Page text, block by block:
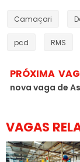
Camaçari
pcd RMS
PRÓXIMA
nova vaga de
VAGAS